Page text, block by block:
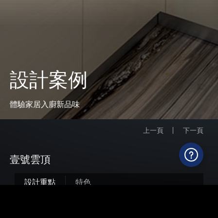
設計案例
體驗家居入廚新品味
上一頁 下一頁
壹號雲頂
設計重點 特色